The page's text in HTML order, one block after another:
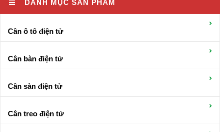
DANH MỤC SẢN PHẨM
Cân ô tô điện tử
Cân bàn điện tử
Cân sàn điện tử
Cân treo điện tử